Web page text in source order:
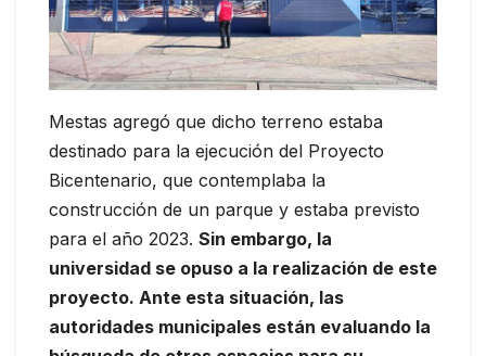
Mestas agregó que dicho terreno estaba
destinado para la ejecución del Proyecto
Bicentenario, que contemplaba la
construcción de un parque y estaba previsto
para el año 2023. Sin embargo, la
universidad se opuso a la realización de este
proyecto. Ante esta situación, las
autoridades municipales están evaluando la